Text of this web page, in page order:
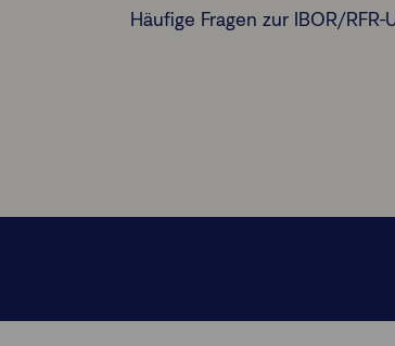
Häufige Fragen zur IBOR/RFR-